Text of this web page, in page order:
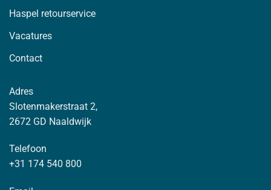
Haspel retourservice
Vacatures
Contact
Adres
Slotenmakerstraat 2,
2672 GD Naaldwijk
Telefoon
+31 174 540 800